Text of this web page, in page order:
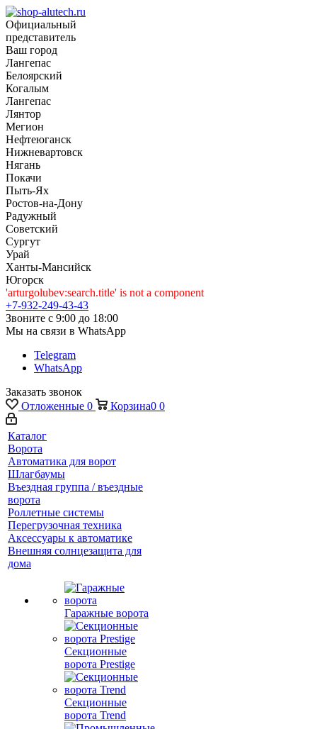
Официальный
представитель
Ваш город
Лангепас
Белоярский
Когалым
Лангепас
Лянтор
Мегион
Нефтеюганск
Нижневартовск
Нягань
Покачи
Пыть-Ях
Рoстов-на-Дону
Радужный
Советский
Сургут
Урай
Ханты-Мансийск
Югорск
'arturgolubev:search.title' is not a component
+7-932-249-43-43
Звоните с 9:00 до 18:00
Мы на связи в WhatsApp
Telegram
WhatsApp
Заказать звонок
Отложенные 0 Корзина0 0
Каталог
Ворота
Автоматика для ворот
Шлагбаумы
Въездная группа / въездные
ворота
Роллетные системы
Перегрузочная техника
Аксессуары к автоматике
Внешняя солнцезащита для
дома
Гаражные ворота
Секционные
ворота Prestige
Секционные
ворота Trend